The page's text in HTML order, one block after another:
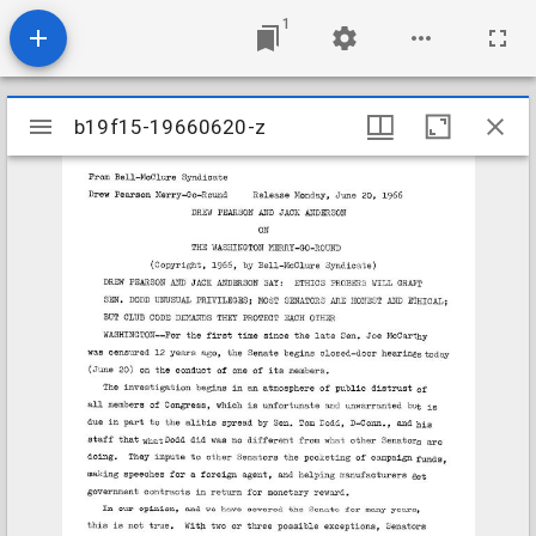
1
Mirador
viewer
b19f15-19660620-z
b19f15-19660620-z